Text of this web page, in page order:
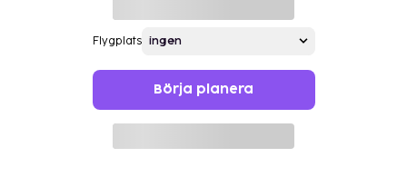
Flygplats
Börja planera